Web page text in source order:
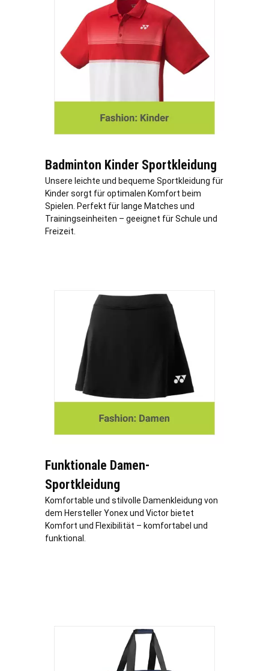
Badminton Kinder Sportkleidung
Unsere leichte und bequeme Sportkleidung für
Kinder sorgt für optimalen Komfort beim
Spielen. Perfekt für lange Matches und
Trainingseinheiten – geeignet für Schule und
Freizeit.
Funktionale Damen-
Sportkleidung
Komfortable und stilvolle Damenkleidung von
dem Hersteller Yonex und Victor bietet
Komfort und Flexibilität – komfortabel und
funktional.